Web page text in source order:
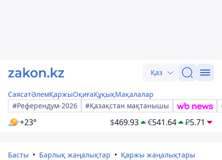
Қаз
СаясатӘлемҚаржыОқиғаҚұқықМақалалар
#Референдум-2026
#Қазақстан мақтанышы
+23° $469.93 €541.64 ₽5.71
Басты Барлық жаңалықтар Қаржы жаңалықтары